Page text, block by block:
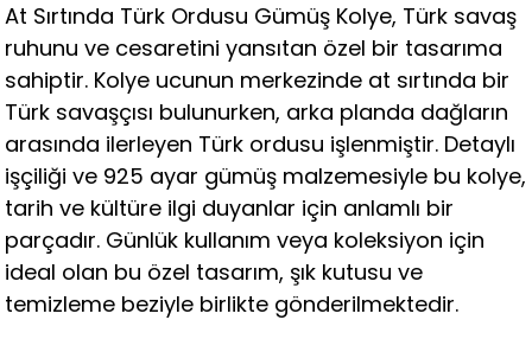
At Sırtında Türk Ordusu Gümüş Kolye, Türk savaş
ruhunu ve cesaretini yansıtan özel bir tasarıma
sahiptir. Kolye ucunun merkezinde at sırtında bir
Türk savaşçısı bulunurken, arka planda dağların
arasında ilerleyen Türk ordusu işlenmiştir. Detaylı
işçiliği ve 925 ayar gümüş malzemesiyle bu kolye,
tarih ve kültüre ilgi duyanlar için anlamlı bir
parçadır. Günlük kullanım veya koleksiyon için
ideal olan bu özel tasarım, şık kutusu ve
temizleme beziyle birlikte gönderilmektedir.